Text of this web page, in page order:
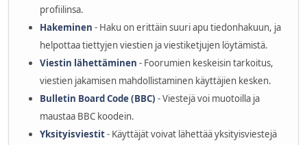
profiilinsa.
Hakeminen - Haku on erittäin suuri apu tiedonhakuun, ja
helpottaa tiettyjen viestien ja viestiketjujen löytämistä.
Viestin lähettäminen - Foorumien keskeisin tarkoitus,
viestien jakamisen mahdollistaminen käyttäjien kesken.
Bulletin Board Code (BBC) - Viestejä voi muotoilla ja
maustaa BBC koodein.
Yksityisviestit- Käyttäjät voivat lähettää yksityisviestejä